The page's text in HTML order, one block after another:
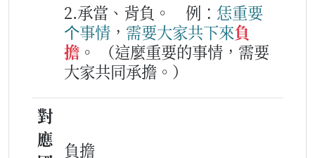
2.承當、背負。
例： 恁重要
个事情 ， 需要大家共下來負
擔 。
（這麼重要的事情，需要
大家共同承擔。）
對
應 負擔